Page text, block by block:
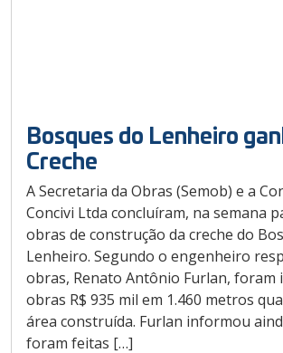
Bosques do Lenheiro
Creche
A Secretaria da Obras (Semob) e a
Concivi Ltda concluíram, na semana
obras de construção da creche do
Lenheiro. Segundo o engenheiro
obras, Renato Antônio Furlan, foram
obras R$ 935 mil em 1.460 metros
área construída. Furlan informou
foram feitas […]